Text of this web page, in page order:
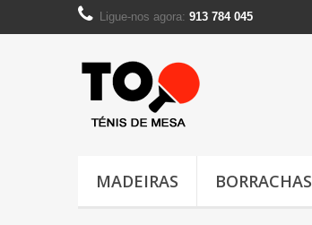
Ligue-nos agora: 913 784 045
MADEIRAS BORRACHAS